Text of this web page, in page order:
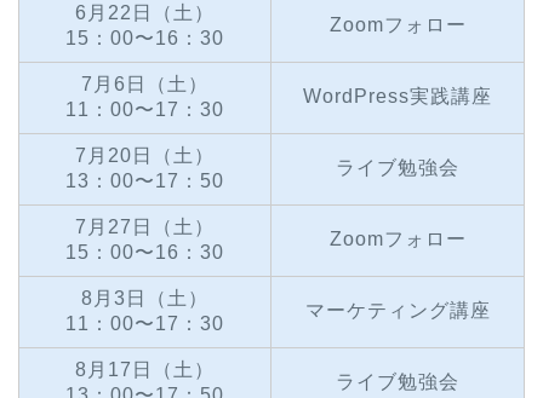
6月22日（土）
15：00〜16：30
Zoomフォロー
7月6日（土）
11：00〜17：30
WordPress実践講座
7月20日（土）
13：00〜17：50
ライブ勉強会
7月27日（土）
15：00〜16：30
Zoomフォロー
8月3日（土）
11：00〜17：30
マーケティング講座
8月17日（土）
ライブ勉強会